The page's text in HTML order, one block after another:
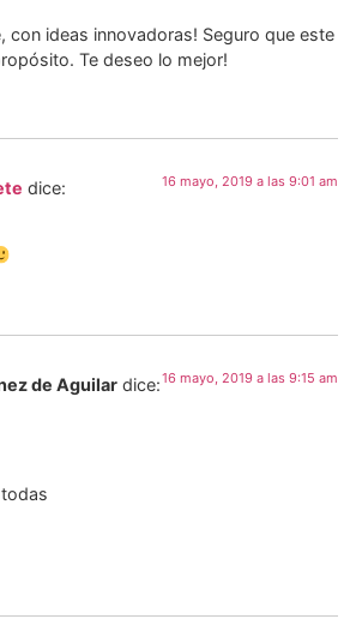
con ideas innovadoras! Seguro que este
Te deseo lo mejor!
dice: 16 mayo, 2019 a las 9:01 am
de Aguilar dice:16 mayo, 2019 a las 9:15 am